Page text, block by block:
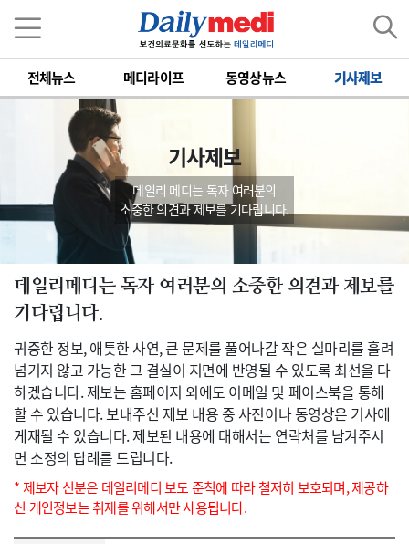
전체뉴스 메디라이프 동영상뉴스 기사제보
기사제보
데일리 메디는 독자 여러분의
소중한 의견과 제보를 기다립니다.
데일리메디는 독자 여러분의 소중한 의견과 제보를
기다립니다.
귀중한 정보, 애틋한 사연, 큰 문제를 풀어나갈 작은 실마리를 흘려
넘기지 않고 가능한 그 결실이 지면에 반영될 수 있도록 최선을 다
하겠습니다. 제보는 홈페이지 외에도 이메일 및 페이스북을 통해
할 수 있습니다. 보내주신 제보 내용 중 사진이나 동영상은 기사에
게재될 수 있습니다. 제보된 내용에 대해서는 연락처를 남겨주시
면 소정의 답례를 드립니다.
* 제보자 신분은 데일리메디 보도 준칙에 따라 철저히 보호되며, 제공하
신 개인정보는 취재를 위해서만 사용됩니다.